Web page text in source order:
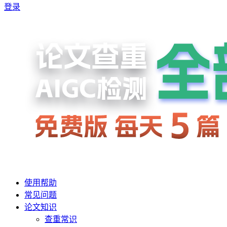
登录
使用帮助
常见问题
论文知识
查重常识